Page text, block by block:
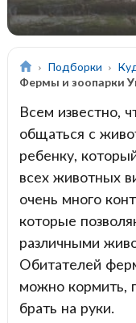
Подборки
Фермы и зоопарки
Всем известно,
общаться с
ребенку,
всех животных
очень много
которые
различными
Обитателей
можно кормить,
брать на руки.